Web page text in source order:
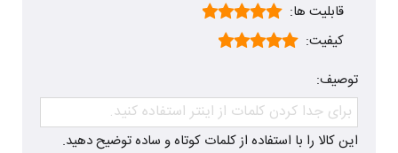
قابلیت ها:
کیفیت:
توصیف:
این کالا را با استفاده از کلمات کوتاه و ساده توضیح دهید.